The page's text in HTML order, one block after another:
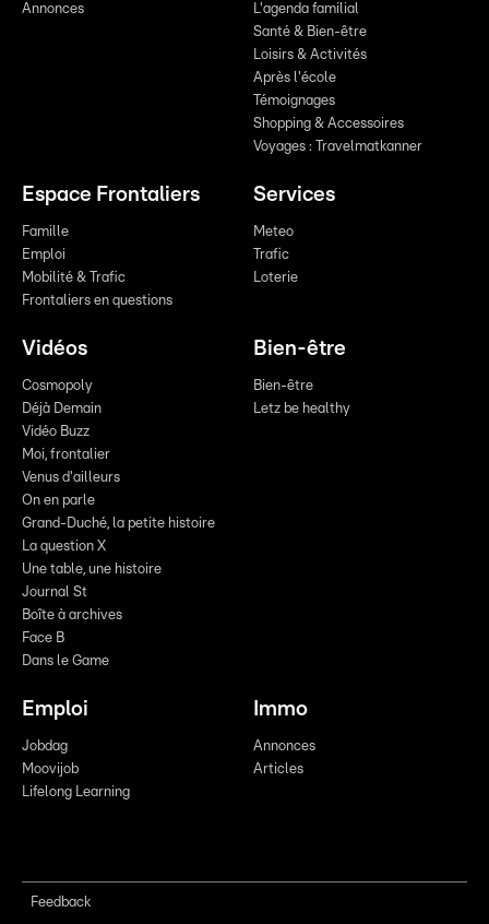
Annonces
L'agenda familial
Santé & Bien-être
Loisirs & Activités
Après l'école
Témoignages
Shopping & Accessoires
Voyages : Travelmatkanner
Espace Frontaliers
Famille
Emploi
Mobilité & Trafic
Frontaliers en questions
Services
Meteo
Trafic
Loterie
Vidéos
Cosmopoly
Déjà Demain
Vidéo Buzz
Moi, frontalier
Venus d'ailleurs
On en parle
Grand-Duché, la petite histoire
La question X
Une table, une histoire
Journal St
Boîte à archives
Face B
Dans le Game
Bien-être
Bien-être
Letz be healthy
Emploi
Jobdag
Moovijob
Lifelong Learning
Immo
Annonces
Articles
Feedback